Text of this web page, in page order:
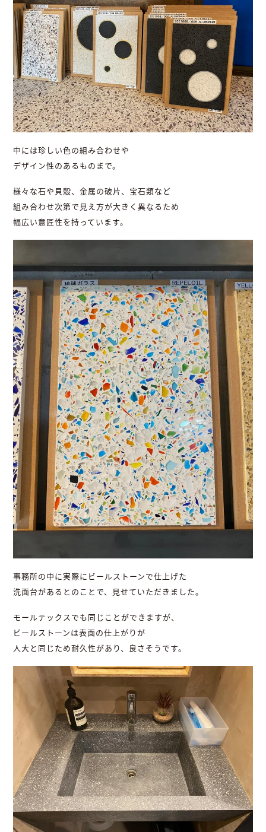
中には珍しい色の組み合わせや
デザイン性のあるものまで。
様々な石や貝殻、金属の破片、宝石類など
組み合わせ次第で見え方が大きく異なるため
幅広い意匠性を持っています。
事務所の中に実際にビールストーンで仕上げた
洗面台があるとのことで、見せていただきました。
モールテックスでも同じことができますが、
ビールストーンは表面の仕上がりが
人大と同じため耐久性があり、良さそうです。